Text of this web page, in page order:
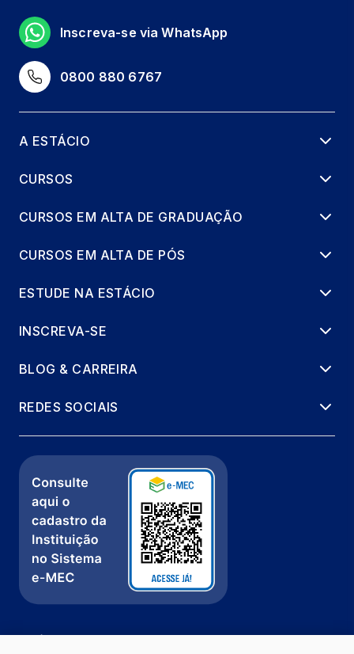
0800 880 6767
Inscreva-se via WhatsApp
A ESTÁCIO
CURSOS
CURSOS EM ALTA DE GRADUAÇÃO
CURSOS EM ALTA DE PÓS
ESTUDE NA ESTÁCIO
INSCREVA-SE
BLOG & CARREIRA
REDES SOCIAIS
Política de Privacidade